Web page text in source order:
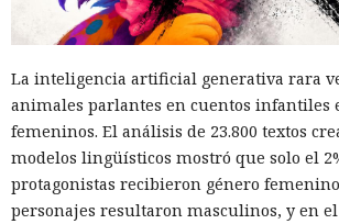
La inteligencia artificial generativa rara
animales parlantes en cuentos infantiles
femeninos. El análisis de 23.800 textos
modelos lingüísticos mostró que solo el
protagonistas recibieron género
personajes resultaron masculinos, y en